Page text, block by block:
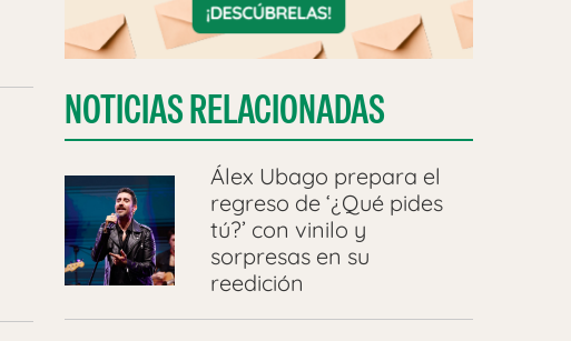
NOTICIAS RELACIONADAS
Álex Ubago prepara el
regreso de ‘¿Qué pides
tú?’ con vinilo y
sorpresas en su
reedición